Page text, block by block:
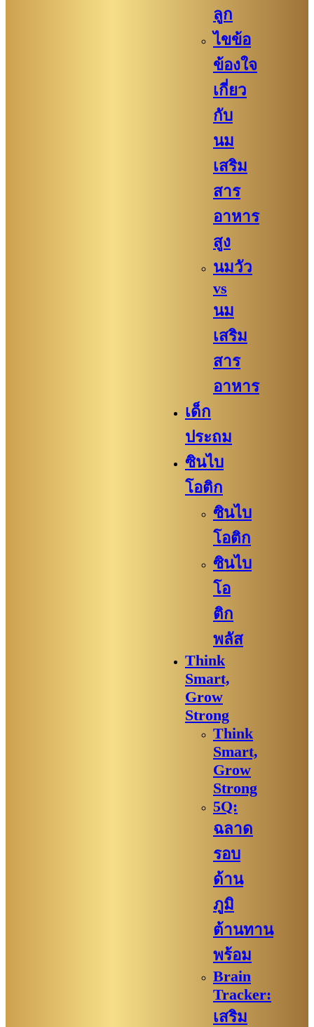
ลูก
ไขข้อ
ข้องใจ
เกี่ยว
กับ
นม
เสริม
สาร
อาหาร
สูง
นมวัว
vs
นม
เสริม
สาร
อาหาร
เด็ก
ประถม
ซินไบ
โอติก
ซินไบ
โอติก
ซินไบ
โอ
ติก
พลัส
Think
Smart,
Grow
Strong
Think
Smart,
Grow
Strong
5Q:
ฉลาด
รอบ
ด้าน
ภูมิ
ต้านทาน
พร้อม
Brain
Tracker:
เสริม